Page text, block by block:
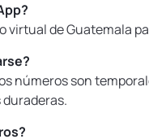
virtual de Guatemala
números son